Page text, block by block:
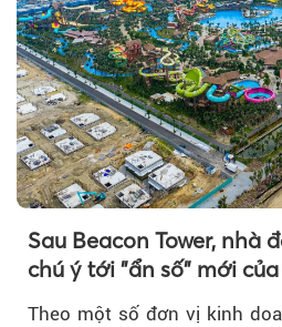
Sau Beacon Tower, nhà
chú ý tới "ẩn số" mới
Theo một số đơn vị kinh